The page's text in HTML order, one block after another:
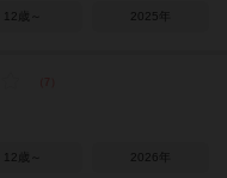
12歳～ 2025年
12歳～ 2026年